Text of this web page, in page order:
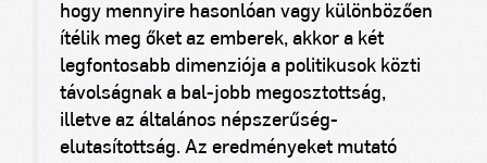
hogy mennyire hasonlóan vagy különbözően
ítélik meg őket az emberek, akkor a két
legfontosabb dimenziója a politikusok közti
távolságnak a bal-jobb megosztottság,
illetve az általános népszerűség-
elutasítottság. Az eredményeket mutató